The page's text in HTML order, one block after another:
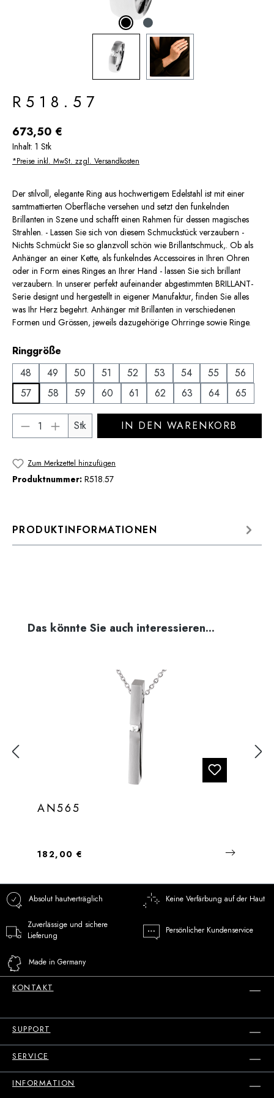
R518.57
Regulärer Preis:
673,50 €
Inhalt: 1 Stk
*Preise inkl. MwSt. zzgl. Versandkosten
Der stilvoll, elegante Ring aus hochwertigem Edelstahl ist mit einer
samtmattierten Oberfläche versehen und setzt den funkelnden
Brillanten in Szene und schafft einen Rahmen für dessen magisches
Strahlen. - Lassen Sie sich von diesem Schmuckstück verzaubern -
Nichts Schmückt Sie so glanzvoll schön wie Brillantschmuck,. Ob als
Anhänger an einer Kette, als funkelndes Accessoires in Ihren Ohren
oder in Form eines Ringes an Ihrer Hand - lassen Sie sich brillant
verzaubern. In unserer perfekt aufeinander abgestimmten BRILLANT-
Serie designt und hergestellt in eigener Manufaktur, finden Sie alles
was Ihr Herz begehrt. Anhänger mit Brillanten in verschiedenen
Formen und Grössen, jeweils dazugehörige Ohrringe sowie Ringe.
Ringgröße
48
49 50 51 52 53 54 55
56
57
58 59 60 61 62 63 64 65
Produkt Anzahl: Gib den gewünschten
Stk IN DEN WARENKORB
Zum Merkzettel hinzufügen
Produktnummer: R518.57
PRODUKTINFORMATIONEN
Produktgalerie überspringen
Das könnte Sie auch interessieren...
AN565
Regulärer Preis:
182,00 €
Absolut hautverträglich Keine Verfärbung auf der Haut
Zuverlässige und sichere
Lieferung
Persönlicher Kundenservice
Made in Germany
KONTAKT
SUPPORT
SERVICE
INFORMATION